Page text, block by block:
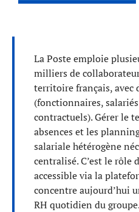
La Poste emploie
milliers de
territoire français, avec
(fonctionnaires,
contractuels). Gérer le
absences et les
salariale hétérogène
centralisé. C’est le rôle
accessible via la
concentre aujourd’hui
RH quotidien du